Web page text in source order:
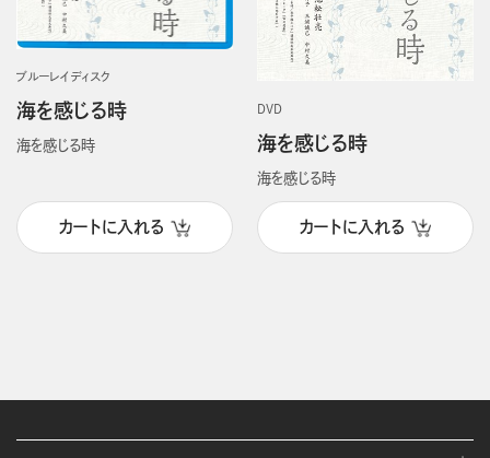
ブルーレイディスク
海を感じる時
海を感じる時
カートに入れる
DVD
海を感じる時
海を感じる時
カートに入れる